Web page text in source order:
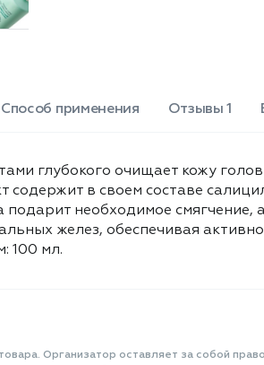
Способ применения Отзывы 1
глубокого очищает кожу
в своем составе
подарит необходимое
желез, обеспечивая
100 мл.
Организатор оставляет за собой